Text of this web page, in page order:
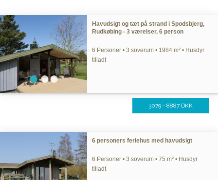
Havudsigt og tæt på strand i Spodsbjerg,
Rudkøbing - 3 værelser, 6 person
6 Personer • 3 soverum • 1984 m² • Husdyr
tilladt
3079 - 8887 DKK
6 personers feriehus med havudsigt
6 Personer • 3 soverum • 75 m² • Husdyr
tilladt